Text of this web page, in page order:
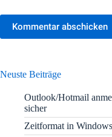
Kommentar abschicken
Neuste Beiträge
Outlook/Hotmail
sicher
Zeitformat in